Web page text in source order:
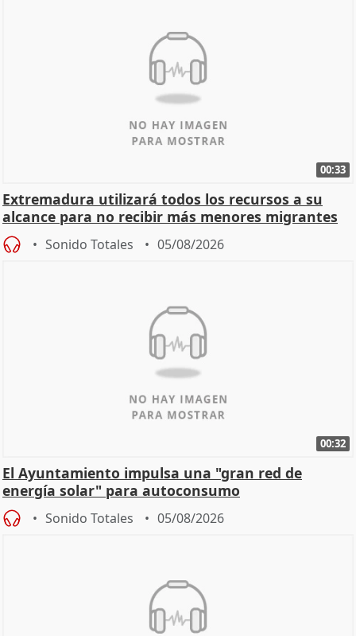
00:33
Extremadura utilizará todos los recursos a su
alcance para no recibir más menores migrantes
Sonido Totales 05/08/2026
00:32
El Ayuntamiento impulsa una "gran red de
energía solar" para autoconsumo
Sonido Totales 05/08/2026